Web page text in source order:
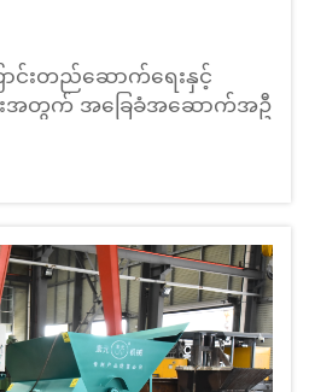
ာင်းတည်ဆောက်ရေးနှင့်
းအတွက် အခြေခံအဆောက်အဦ
ခြင်း ROI ကိုသတ်မှတ်ခြင်း။
ာင်းတည်ဆောက်ရေး
ပြုသူများအတွက် အခြေခံ
ဆောက်အဦများအတွက်
းကို စဉ်းစားရန်လိုအပ်ပါသည်။